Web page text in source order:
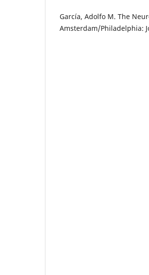
García, Adolfo M. The
Amsterdam/Philadelphia: